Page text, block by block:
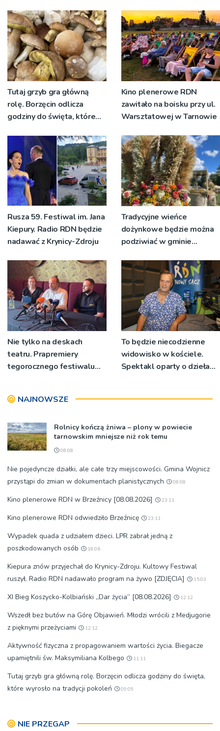
żywo [ZDJĘCIA]
Tutaj grzyb gra główną
rolę. Borzęcin odlicza
godziny do święta, które
pokoleń
Kino plenerowe RDN
zawitało na boisku przy ul.
Warsztatowej w Tarnowie
Rusza 59. Festiwal im. Jana
Kiepury. Radio RDN będzie
nadawać z Krynicy-Zdroju
Tradycyjne wieńce
dożynkowe będzie można
podziwiać w gminie
Nie tylko na deskach
teatru. Prapremiery
tegorocznego festiwalu
okolicznościach
To będzie niecodzienne
widowisko w kościele.
Spektakl oparty o dzieła
NAJNOWSZE
Rolnicy kończą żniwa – plony w powiecie
tarnowskim mniejsze niż rok temu
08:08
Nie pojedyncze działki, ale całe trzy miejscowości. Gmina Wojnicz
przystąpi do zmian w dokumentach planistycznych
08:08
Kino plenerowe RDN w Brzeźnicy [08.08.2026] 23:11
Kino plenerowe RDN odwiedziło Brzeźnicę 23:11
Wypadek quada z udziałem dzieci. LPR zabrał jedną z
poszkodowanych osób
18:06
Kiepura znów przyjechał do Krynicy-Zdroju. Kultowy Festiwal
ruszył. Radio RDN nadawało program na żywo [ZDJĘCIA]
15:03
XI Bieg Koszycko-Kolbiański „Dar życia” [08.08.2026] 12:12
Wszedł bez butów na Górę Objawień. Młodzi wrócili z Medjugorie
z pięknymi przeżyciami
12:12
Aktywność fizyczna z propagowaniem wartości życia. Biegacze
upamiętnili św. Maksymiliana Kolbego
11:11
Tutaj grzyb gra główną rolę. Borzęcin odlicza godziny do święta,
które wyrosło na tradycji pokoleń
09:09
NIE PRZEGAP